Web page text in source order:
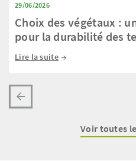
29/06/2026
Choix des végétaux :
pour la durabilité des
Lire la suite
Voir toutes